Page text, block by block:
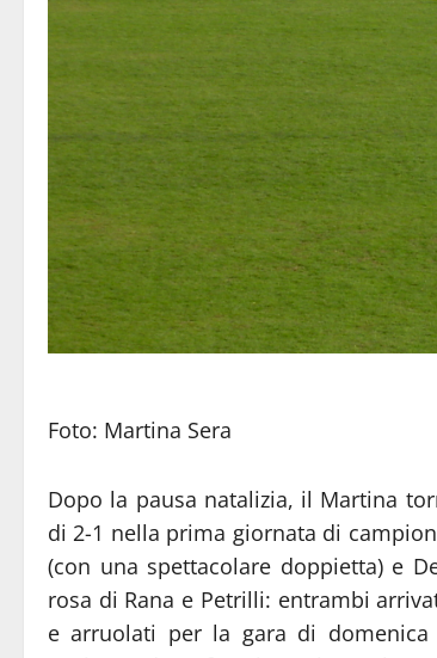
Foto: Martina Sera
Dopo la pausa natalizia, il Martina
di 2-1 nella prima giornata di
(con una spettacolare doppietta) e
rosa di Rana e Petrilli: entrambi
e arruolati per la gara di